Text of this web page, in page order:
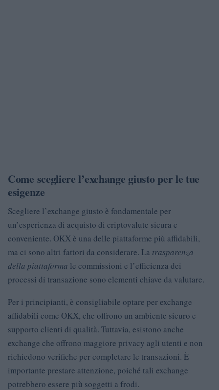
Come scegliere l’exchange giusto per le tue
esigenze
Scegliere l’exchange giusto è fondamentale per
un’esperienza di acquisto di criptovalute sicura e
conveniente. OKX è una delle piattaforme più affidabili,
ma ci sono altri fattori da considerare. La trasparenza
della piattaforma le commissioni e l’efficienza dei
processi di transazione sono elementi chiave da valutare.
Per i principianti, è consigliabile optare per exchange
affidabili come OKX, che offrono un ambiente sicuro e
supporto clienti di qualità. Tuttavia, esistono anche
exchange che offrono maggiore privacy agli utenti e non
richiedono verifiche per completare le transazioni. È
importante prestare attenzione, poiché tali exchange
potrebbero essere più soggetti a frodi.